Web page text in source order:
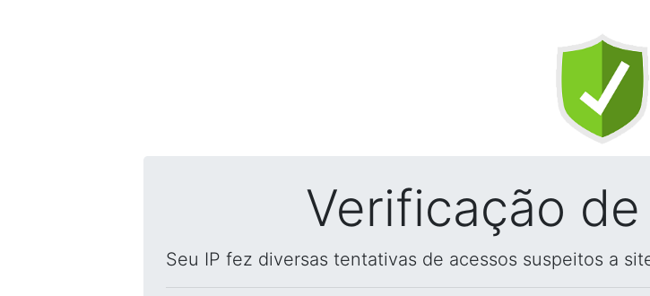
Verificação
Seu IP fez diversas tentativas de acessos suspeitos a